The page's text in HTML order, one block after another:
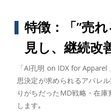
特徴：「”売
見し、継続改
「AI孔明 on IDX for
思決定が求められるアパレ
りがちだったMD戦略・在
します｡